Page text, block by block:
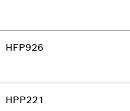
HFP926
HPP221